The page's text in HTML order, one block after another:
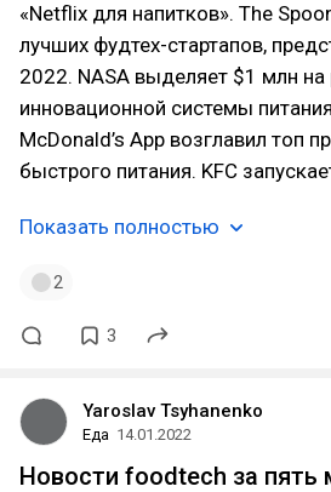
«Netflix для напитков». The
лучших фудтех-стартапов,
2022. NASA выделяет $1 млн на
инновационной системы
McDonald’s App возглавил топ
быстрого питания. KFC
Показать полностью
2
3
Yaroslav Tsyhanenko
Еда 14.01.2022
Новости foodtech за пять